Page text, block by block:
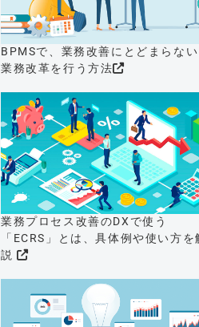
BPMSで、業務改善にとどまらない
業務改革を行う方法
業務プロセス改善のDXで使う
「ECRS」とは、具体例や使い方を
説